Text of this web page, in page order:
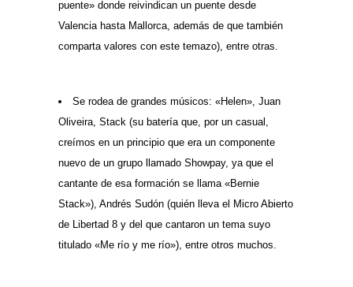
puente» donde reivindican un puente desde
Valencia hasta Mallorca, además de que también
comparta valores con este temazo), entre otras.
Se rodea de grandes músicos: «Helen», Juan
Oliveira, Stack (su batería que, por un casual,
creímos en un principio que era un componente
nuevo de un grupo llamado Showpay, ya que el
cantante de esa formación se llama «Bernie
Stack»), Andrés Sudón (quién lleva el Micro Abierto
de Libertad 8 y del que cantaron un tema suyo
titulado «Me río y me río»), entre otros muchos.